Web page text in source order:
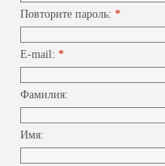
Повторите пароль: *
E-mail: *
Фамилия:
Имя: